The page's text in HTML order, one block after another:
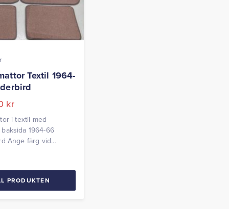
Textil 1964-
kr
i textil med
1964-66
Ange färg vid
PRODUKTEN